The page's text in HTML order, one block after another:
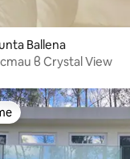
Ballena
в Crystal View